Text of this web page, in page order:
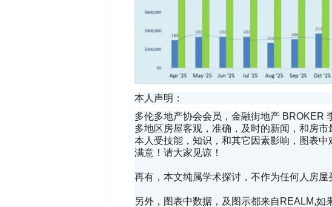
本人声明：
多伦多地产协会会员，金融街地产 BROKER
多地区房屋客观，准确，及时的新闻，和房
本人受技能，知识，和其它因素影响，图表
满意！请大家见谅！
再有，本文纯属学术探讨，不作为任何人房屋
另外，图表中数据，及图示都来自REALM,